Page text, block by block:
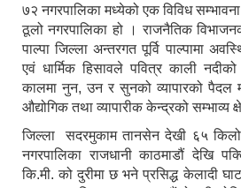
७२ नगरपालिका मध्येको एक विविध
ठूलो नगरपालिका हो । राजनैतिक
पाल्पा जिल्ला अन्तरगत पूर्वि पाल्पामा
एवं धार्मिक हिसावले पवित्र काली
कालमा नुन, उन र सुनको व्यापारको पैदल
औद्योगिक तथा व्यापारीक केन्द्रको सम्भाव्य
जिल्ला सदरमुकाम तानसेन देखी ६५
नगरपालिका राजधानी काठमाडौं देखि
कि.मी. को दुरीमा छ भने प्रसिद्ध केलादी